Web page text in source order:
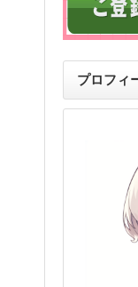
プロフィ